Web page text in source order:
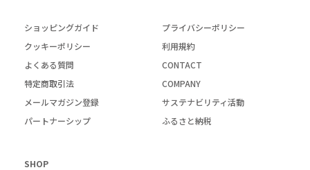
ショッピングガイド
プライバシーポリシー
クッキーポリシー
利用規約
よくある質問
CONTACT
特定商取引法
COMPANY
メールマガジン登録
サステナビリティ活動
パートナーシップ
ふるさと納税
SHOP